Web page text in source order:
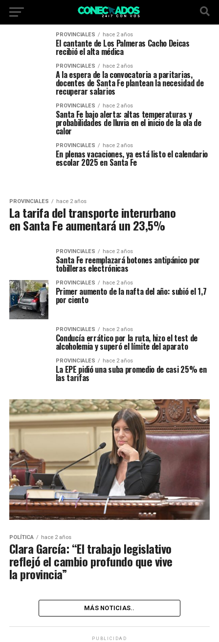
PROVINCIALES hace 2 años
El cantante de Los Palmeras Cacho Deicas
recibió el alta médica
PROVINCIALES hace 2 años
A la espera de la convocatoria a paritarias,
docentes de Santa Fe plantean la necesidad de
recuperar salarios
PROVINCIALES hace 2 años
Santa Fe bajo alerta: altas temperaturas y
probabilidades de lluvia en el inicio de la ola de
calor
PROVINCIALES hace 2 años
En plenas vacaciones, ya está listo el calendario
escolar 2025 en Santa Fe
PROVINCIALES hace 2 años
La tarifa del transporte interurbano
en Santa Fe aumentará un 23,5%
PROVINCIALES hace 2 años
Santa Fe reemplazará botones antipánico por
tobilleras electrónicas
PROVINCIALES hace 2 años
Primer aumento de la nafta del año: subió el 1,7
por ciento
PROVINCIALES hace 2 años
Conducía errático por la ruta, hizo el test de
alcoholemia y superó el límite del aparato
PROVINCIALES hace 2 años
La EPE pidió una suba promedio de casi 25% en
las tarifas
POLÍTICA hace 2 años
Clara García: “El trabajo legislativo
reflejó el cambio profundo que vive
la provincia”
MÁS NOTICIAS..
PUBLICIDAD